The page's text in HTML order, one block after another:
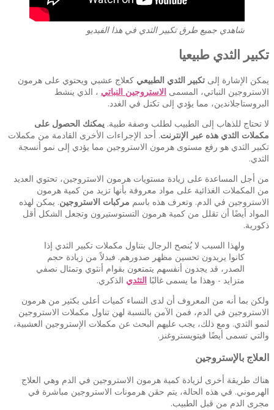
شاهدي جميع طرق تكبير الثدي في هذا الفيديو
تكبير الثدي طبيعيا
يمكن الإشارة إلى تكبير الثدي الطبيعي كعلاج عشبي ويحتوي على هرمون
الاستروجين النباتي، المسمى الاستروجين النباتي ، الذي ينشط
البروستاجلاندين، مما يؤدي إلى تكتل في الغدد.
لا تحتاج للذهاب إلى الطبيب لطلب وصفة طبية. يمكنك الحصول على
مكملات الثدي هذه عبر الإنترنت. أحد الإجراءات الأخرى القادمة من مكملات
تكبير الثدي هو رفع مستوى هرمون الاستروجين مما يؤدي إلى نمو أنسجة
الثدي.
من أجل المساعدة على زيادة مستويات هرمون الاستروجين، تحتوي العديد
من المكملات الغذائية على مواد معروفة بأنها تزيد من كمية هرمون
الاستروجين في الدم. وتعرف هذه باسم مركبات الاستروجين. يمكن لهذه
المواد أيضًا أن تقلل من كمية هرمون التستوستيرون وتجعل الشكل أقل
ذكورية.
ولهذا السبب لا يُنصح الرجال بتناول مكملات تكبير الثدي إذا
كانوا يريدون تحسين مظهر صدورهم. فبدلاً من زيادة حجم
الصدر، قد يجدون أنفسهم يتمتعون بقوام أنثوي وتمثال نصفي
متزايد - وهذا ما يسمى غالبًا التثدي الذكري.
ولكن بما أنه من المعروف أن لدى النساء كميات أعلى بكثير من هرمون
الاستروجين في الدم، فمن الآمن بالنسبة لهن تناول مكملات الاستروجين
لنمو الثدي. ومع ذلك، يجب عليهم البحث عن مكملات الإستروجين العشبية،
والتي تسمى أيضًا فيتويستروغنز.
العلاج بالإستروجين
هناك طريقة أخرى لزيادة كمية هرمون الاستروجين في الدم وهي العلاج
الهرموني. في هذه الحالة، يتم حقن هرمونات الاستروجين مباشرة في
مجرى الدم من قبل الطبيب.